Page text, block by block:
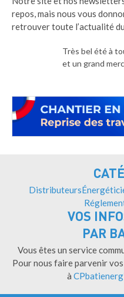
repos, mais nous vous
retrouver toute l’actualité
Très bel été à
et un grand
Distributeurs
VOS
PAR
Vous êtes un service
Pour nous faire parvenir
à